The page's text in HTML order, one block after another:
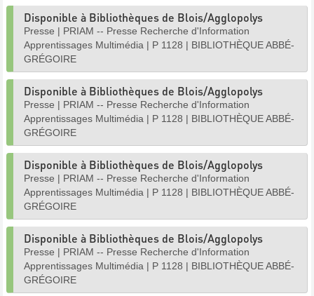
Disponible à Bibliothèques de Blois/Agglopolys
Presse | PRIAM -- Presse Recherche d'Information
Apprentissages Multimédia | P 1128 | BIBLIOTHÈQUE ABBÉ-
GRÉGOIRE
Disponible à Bibliothèques de Blois/Agglopolys
Presse | PRIAM -- Presse Recherche d'Information
Apprentissages Multimédia | P 1128 | BIBLIOTHÈQUE ABBÉ-
GRÉGOIRE
Disponible à Bibliothèques de Blois/Agglopolys
Presse | PRIAM -- Presse Recherche d'Information
Apprentissages Multimédia | P 1128 | BIBLIOTHÈQUE ABBÉ-
GRÉGOIRE
Disponible à Bibliothèques de Blois/Agglopolys
Presse | PRIAM -- Presse Recherche d'Information
Apprentissages Multimédia | P 1128 | BIBLIOTHÈQUE ABBÉ-
GRÉGOIRE